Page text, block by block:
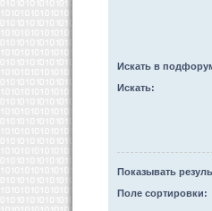
Искать в
Искать:
Показывать
Поле сортировки: